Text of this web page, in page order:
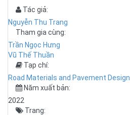
Tác giả:
Nguyễn Thu Trang
Tham gia cùng:
Trần Ngọc Hưng
Vũ Thế Thuần
Tạp chí:
Road Materials and Pavement Design
Năm xuất bản:
2022
Trang: